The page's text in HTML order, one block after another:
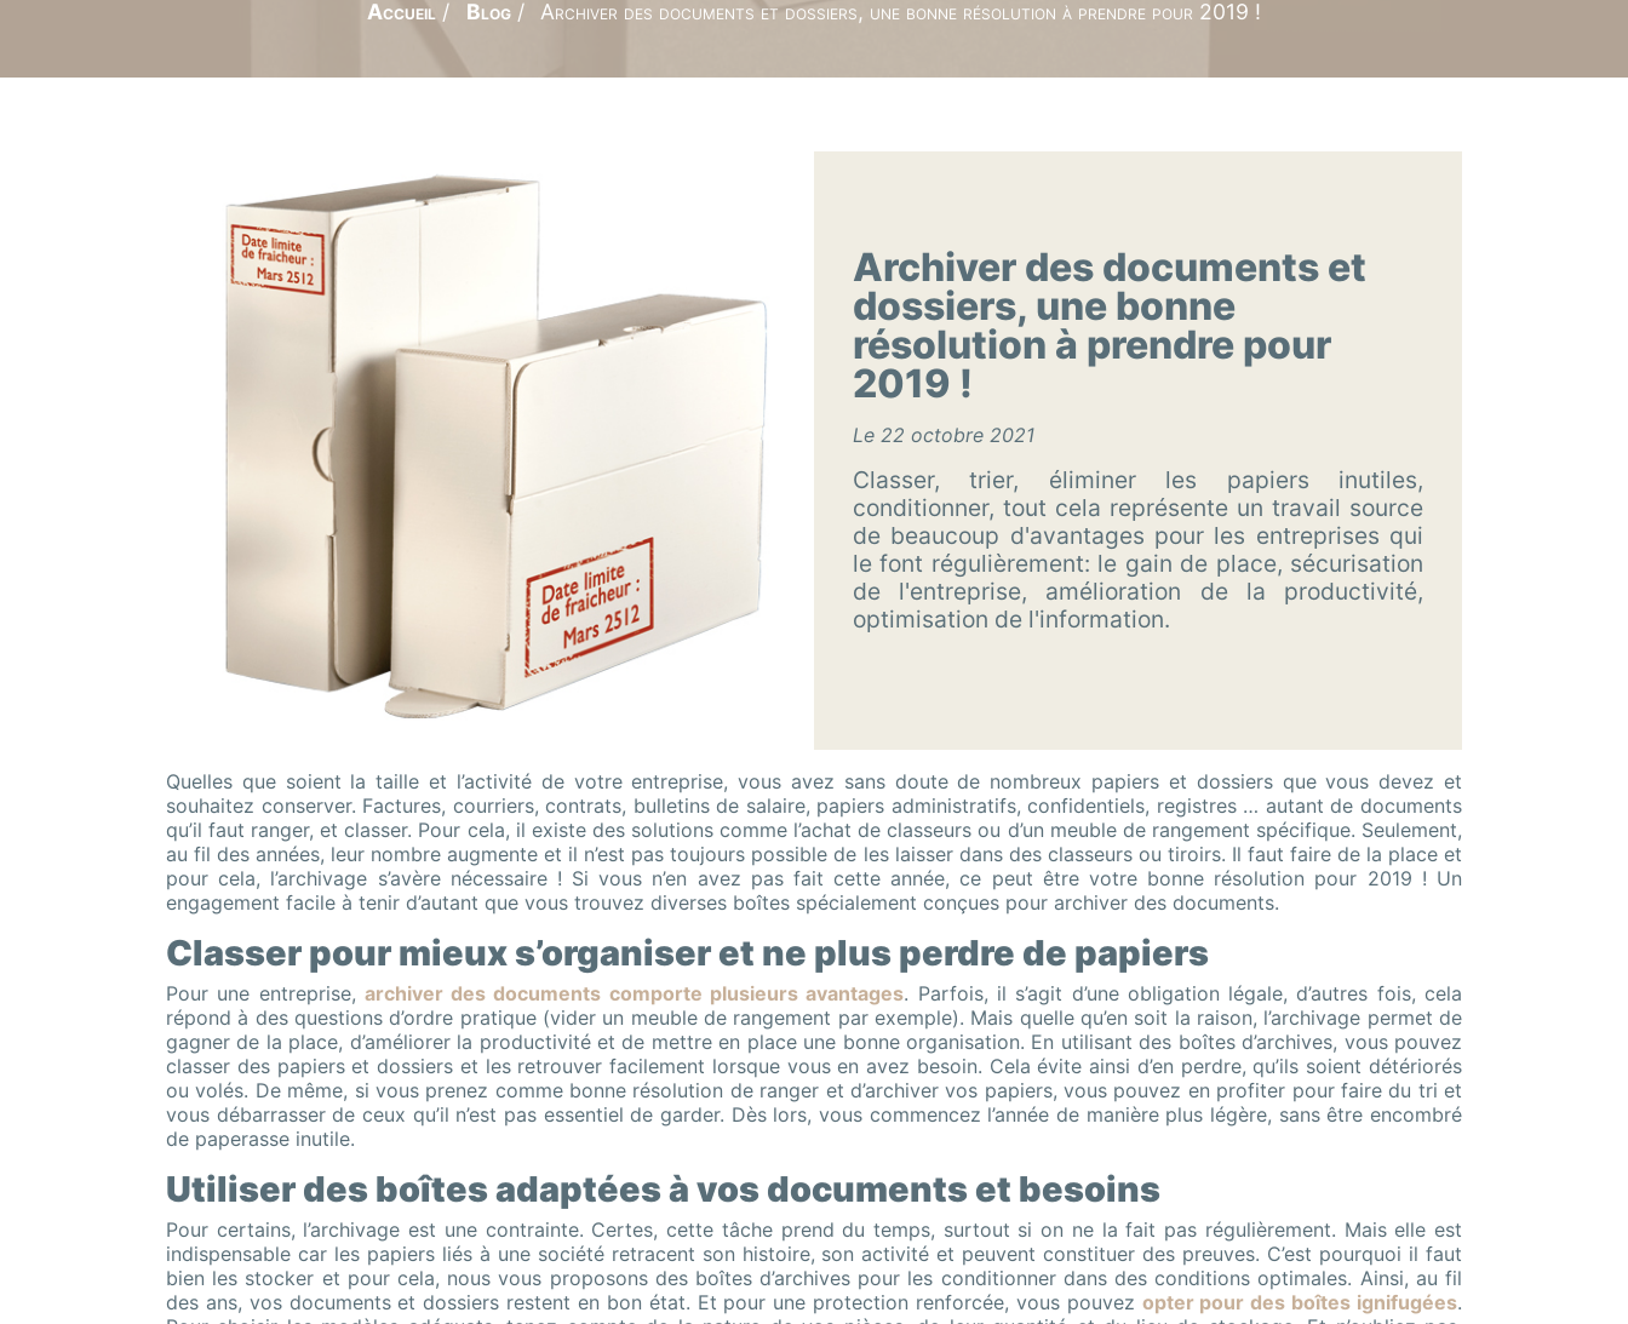
Accueil Blog Archiver des documents et dossiers, une bonne résolution à prendre pour 2019 !
Archiver des documents et
dossiers, une bonne
résolution à prendre pour
2019 !
Le 22 octobre 2021
Classer, trier, éliminer les papiers inutiles,
conditionner, tout cela représente un travail source
de beaucoup d'avantages pour les entreprises qui
le font régulièrement: le gain de place, sécurisation
de l'entreprise, amélioration de la productivité,
optimisation de l'information.
Quelles que soient la taille et l’activité de votre entreprise, vous avez sans doute de nombreux papiers et dossiers que vous devez et
souhaitez conserver. Factures, courriers, contrats, bulletins de salaire, papiers administratifs, confidentiels, registres … autant de documents
qu’il faut ranger, et classer. Pour cela, il existe des solutions comme l’achat de classeurs ou d’un meuble de rangement spécifique. Seulement,
au fil des années, leur nombre augmente et il n’est pas toujours possible de les laisser dans des classeurs ou tiroirs. Il faut faire de la place et
pour cela, l’archivage s’avère nécessaire ! Si vous n’en avez pas fait cette année, ce peut être votre bonne résolution pour 2019 ! Un
engagement facile à tenir d’autant que vous trouvez diverses boîtes spécialement conçues pour archiver des documents.
Classer pour mieux s’organiser et ne plus perdre de papiers
Pour une entreprise, archiver des documents comporte plusieurs avantages. Parfois, il s’agit d’une obligation légale, d’autres fois, cela
répond à des questions d’ordre pratique (vider un meuble de rangement par exemple). Mais quelle qu’en soit la raison, l’archivage permet de
gagner de la place, d’améliorer la productivité et de mettre en place une bonne organisation. En utilisant des boîtes d’archives, vous pouvez
classer des papiers et dossiers et les retrouver facilement lorsque vous en avez besoin. Cela évite ainsi d’en perdre, qu’ils soient détériorés
ou volés. De même, si vous prenez comme bonne résolution de ranger et d’archiver vos papiers, vous pouvez en profiter pour faire du tri et
vous débarrasser de ceux qu’il n’est pas essentiel de garder. Dès lors, vous commencez l’année de manière plus légère, sans être encombré
de paperasse inutile.
Utiliser des boîtes adaptées à vos documents et besoins
Pour certains, l’archivage est une contrainte. Certes, cette tâche prend du temps, surtout si on ne la fait pas régulièrement. Mais elle est
indispensable car les papiers liés à une société retracent son histoire, son activité et peuvent constituer des preuves. C’est pourquoi il faut
bien les stocker et pour cela, nous vous proposons des boîtes d’archives pour les conditionner dans des conditions optimales. Ainsi, au fil
des ans, vos documents et dossiers restent en bon état. Et pour une protection renforcée, vous pouvez opter pour des boîtes ignifugées.